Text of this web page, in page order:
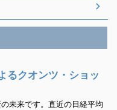
るクオンツ・ショッ
未来です。直近の日経平均